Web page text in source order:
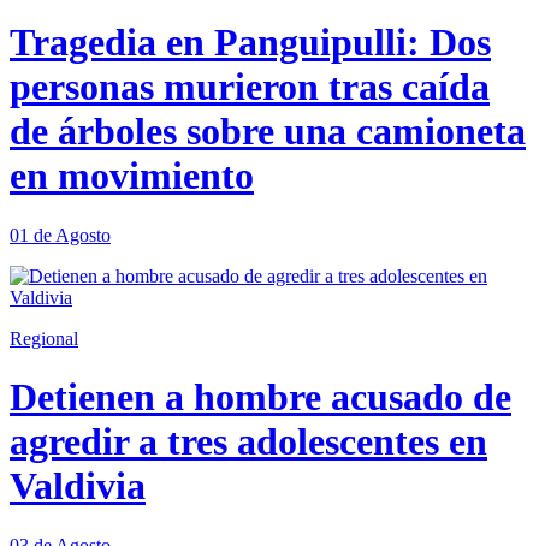
Tragedia en Panguipulli: Dos
personas murieron tras caída
de árboles sobre una camioneta
en movimiento
01 de Agosto
Regional
Detienen a hombre acusado de
agredir a tres adolescentes en
Valdivia